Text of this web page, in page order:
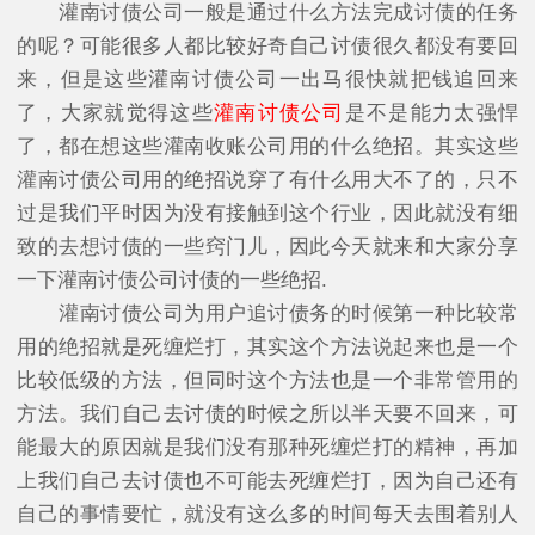
灌南讨债公司一般是通过什么方法完成讨债的任务
的呢？可能很多人都比较好奇自己讨债很久都没有要回
来，但是这些灌南讨债公司一出马很快就把钱追回来
了，大家就觉得这些灌南讨债公司 是不是能力太强悍
了，都在想这些灌南收账公司用的什么绝招。其实这些
灌南讨债公司用的绝招说穿了有什么用大不了的，只不
过是我们平时因为没有接触到这个行业，因此就没有细
致的去想讨债的一些窍门儿，因此今天就来和大家分享
一下灌南讨债公司讨债的一些绝招.
灌南讨债公司为用户追讨债务的时候第一种比较常
用的绝招就是死缠烂打，其实这个方法说起来也是一个
比较低级的方法，但同时这个方法也是一个非常管用的
方法。我们自己去讨债的时候之所以半天要不回来，可
能最大的原因就是我们没有那种死缠烂打的精神，再加
上我们自己去讨债也不可能去死缠烂打，因为自己还有
自己的事情要忙，就没有这么多的时间每天去围着别人